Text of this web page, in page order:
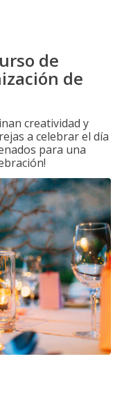
de
de
creatividad y
a celebrar el día
para una